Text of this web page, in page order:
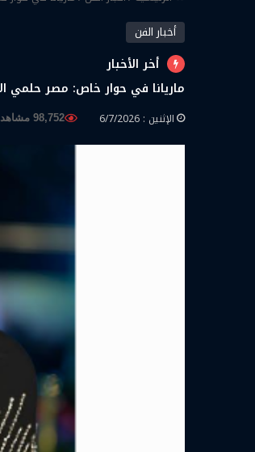
أخبار الفن
أخر الأخبار
ماريانا في حوار خاص: مصر حلمي
الإثنين : 6/7/2026 98,752 مشاهدة